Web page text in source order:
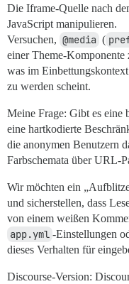
Die Iframe-Quelle nach
JavaScript manipulieren.
Versuchen, @media (
einer Theme-
was im
zu werden scheint.
Meine Frage: Gibt es eine
eine hartkodierte
die anonymen Benutzern
Farbschemata über URL-
Wir möchten ein
und sicherstellen, dass
von einem weißen
app.yml -Einstellungen
dieses Verhalten für
Discourse-Version: